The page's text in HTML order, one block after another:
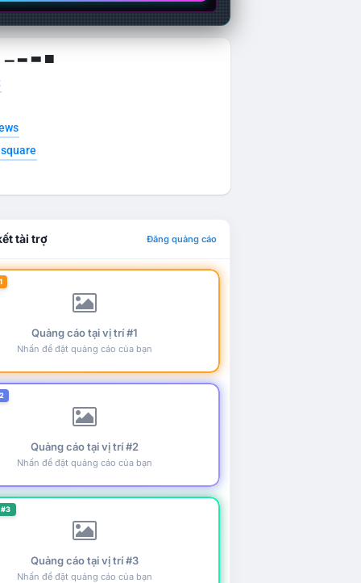
▁ ▂ ▃ ▄
tài trợ Đăng quảng cáo
Quảng cáo tại vị trí #1
Nhấn để đặt quảng cáo của bạn
Quảng cáo tại vị trí #2
Nhấn để đặt quảng cáo của bạn
Quảng cáo tại vị trí #3
Nhấn để đặt quảng cáo của bạn